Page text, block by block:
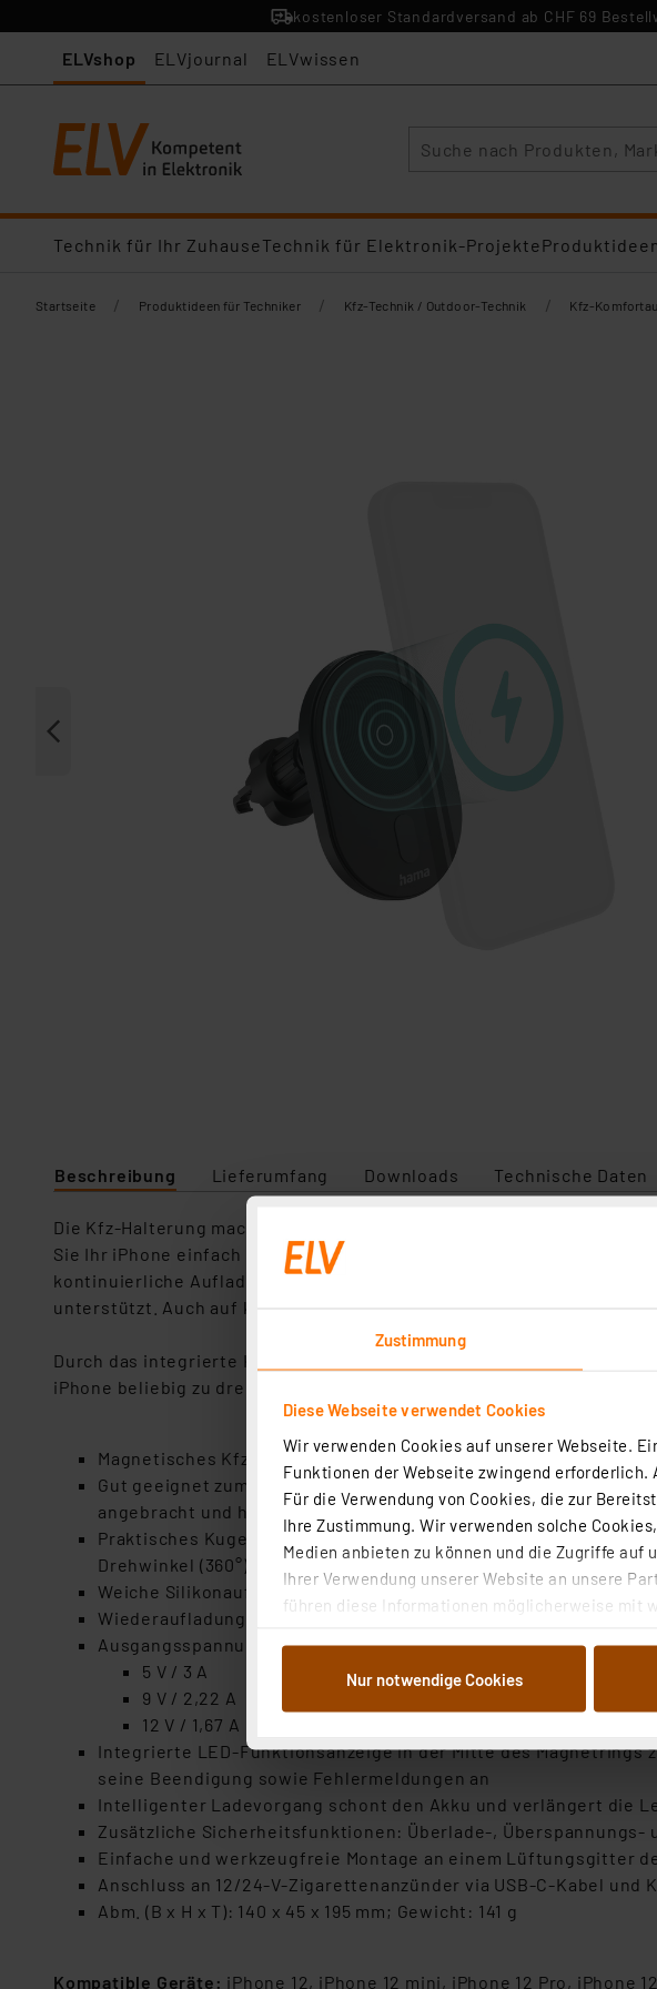
Zustimmung
Diese Webseite verwendet Cookies
Wir verwenden Cookies auf unserer Webseite.
Funktionen der Webseite zwingend erforderlich.
Für die Verwendung von Cookies, die zur
Ihre Zustimmung. Wir verwenden solche
Medien anbieten zu können und die Zugriffe auf
Ihrer Verwendung unserer Website an unsere
führen diese Informationen möglicherweise mit
Weiterverarbeitung für die nachfolgend
Abs.1a DSG-VO) zu. Eine detaillierte Auflistung
ganz oder teilweise zustimmen. Ihre erteilte
anpassen oder widerrufen. Die Rechtmäßigkeit
Auswertung und Analyse bis zum Zeitpunkt des
dazu führen, dass die Einstellungen nicht
„Einige Drittanbieter verarbeiten
dieser Drittanbieter umfasst daher ggf. auch die
Für die USA besteht kein
Nur notwendige Cookies
kostenloser Standardversand ab CHF 69
ELVshop ELVjournal ELVwissen
Technik für Ihr ZuhauseTechnik für Elektronik-Projekte
Startseite / Produktideen für Techniker / Kfz-Technik / Outdoor-Technik / Kfz-
Beschreibung Lieferumfang Downloads Technische Daten
Die Kfz-Halterung macht sich die MagSafe-Funktion der Apple
Sie Ihr iPhone einfach über den Magnetring an der Halterung an
kontinuierliche Aufladung während der Fahrt. Gespeist wird dieser
unterstützt. Auch auf kurzen Fahrten ist so eine merkliche
Durch das integrierte Kugelgelenk richten Sie Ihr Mobilgerät ganz
iPhone beliebig zu drehen und es z. B. quer an der Halterung
Magnetisches Kfz-Ladegerät zur effizienten, kabellosen
Gut geeignet zum sicheren Anbringen des Smartphones
angebracht und hält auch ruckeliger Fahrt stand
Praktisches Kugelgelenk für einen frei einstellbaren
Drehwinkel (360°) anbringen
Weiche Silikonauflagen schützen das Smartphone bei
Wiederaufladung erfolgt kabellos via 15-W-Induktionsladung;
Ausgangsspannung- und Stromstärke:
5 V / 3 A
9 V / 2,22 A
12 V / 1,67 A
Integrierte LED-Funktionsanzeige in der Mitte des
seine Beendigung sowie Fehlermeldungen an
Intelligenter Ladevorgang schont den Akku und verlängert die
Zusätzliche Sicherheitsfunktionen: Überlade-, Überspannungs-
Einfache und werkzeugfreie Montage an einem Lüftungsgitter
Anschluss an 12/24-V-Zigarettenanzünder via USB-C-Kabel
Abm. (B x H x T): 140 x 45 x 195 mm; Gewicht: 141 g
Kompatible Geräte: iPhone 12, iPhone 12 mini, iPhone 12 Pro, iPhone